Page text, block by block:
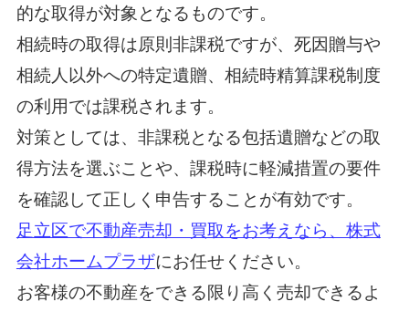
的な取得が対象となるものです。
相続時の取得は原則非課税ですが、死因贈与や
相続人以外への特定遺贈、相続時精算課税制度
の利用では課税されます。
対策としては、非課税となる包括遺贈などの取
得方法を選ぶことや、課税時に軽減措置の要件
を確認して正しく申告することが有効です。
足立区で不動産売却・買取をお考えなら、株式
会社ホームプラザにお任せください。
お客様の不動産をできる限り高く売却できるよ